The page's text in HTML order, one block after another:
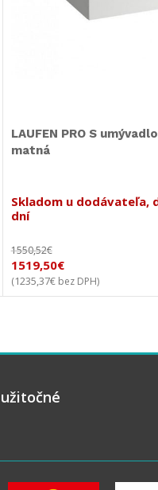
Termostat KLUDI
6709005-00
Skladom u dodávateľa,
dní
664,20€
418,10€
(339,92€bez DPH)